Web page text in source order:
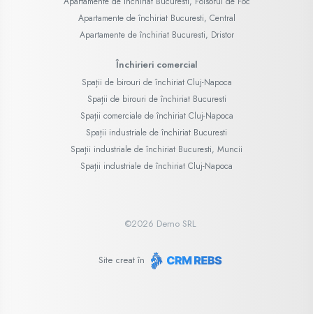
Apartamente de închiriat Bucuresti, Central
Apartamente de închiriat Bucuresti, Dristor
Închirieri comercial
Spații de birouri de închiriat Cluj-Napoca
Spații de birouri de închiriat Bucuresti
Spații comerciale de închiriat Cluj-Napoca
Spații industriale de închiriat Bucuresti
Spații industriale de închiriat Bucuresti, Muncii
Spații industriale de închiriat Cluj-Napoca
©2026 Demo SRL
Site creat în